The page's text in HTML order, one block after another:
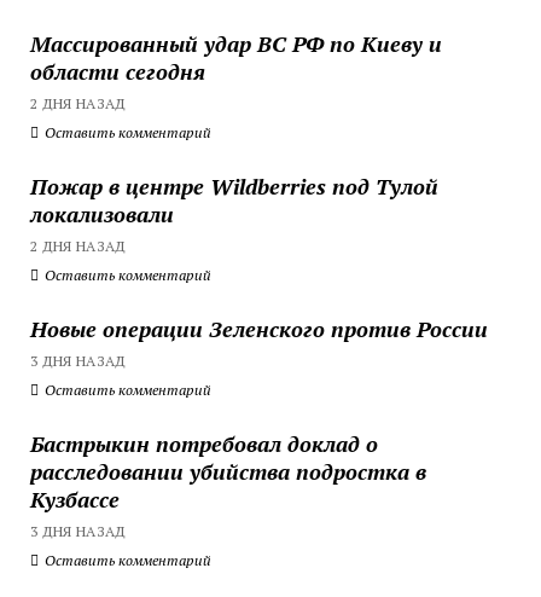
Массированный удар ВС РФ по Киеву и
области сегодня
2 ДНЯ НАЗАД
Оставить комментарий
Пожар в центре Wildberries под Тулой
локализовали
2 ДНЯ НАЗАД
Оставить комментарий
Новые операции Зеленского против России
3 ДНЯ НАЗАД
Оставить комментарий
Бастрыкин потребовал доклад о
расследовании убийства подростка в
Кузбассе
3 ДНЯ НАЗАД
Оставить комментарий